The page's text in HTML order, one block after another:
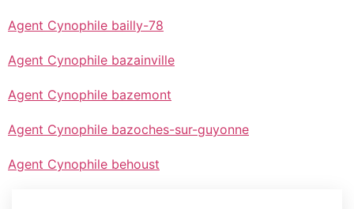
Agent Cynophile bailly-78
Agent Cynophile bazainville
Agent Cynophile bazemont
Agent Cynophile bazoches-sur-guyonne
Agent Cynophile behoust